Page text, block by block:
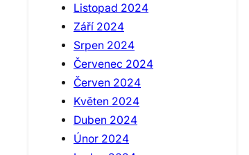
Listopad 2024
Září 2024
Srpen 2024
Červenec 2024
Červen 2024
Květen 2024
Duben 2024
Únor 2024